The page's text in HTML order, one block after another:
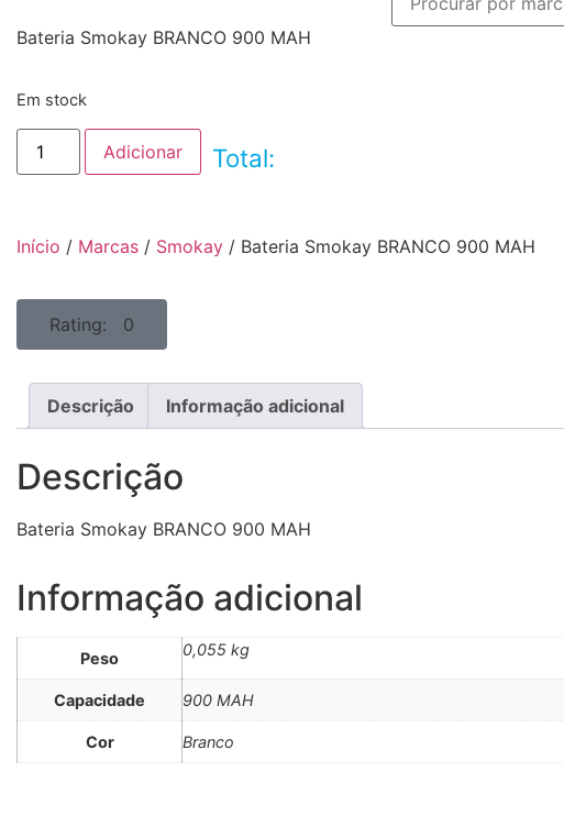
Bateria Smokay BRANCO 900 MAH
Em stock
Adicionar Total:
Início / Marcas / Smokay / Bateria Smokay BRANCO 900 MAH
Rating: 0
Descrição Informação adicional
Descrição
Bateria Smokay BRANCO 900 MAH
Informação adicional
Peso 0,055 kg
Capacidade 900 MAH
Cor Branco